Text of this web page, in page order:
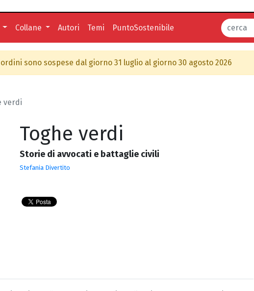
Collane Autori Temi PuntoSostenibile
sono sospese dal giorno 31 luglio al giorno 30 agosto 2026
verdi
Toghe verdi
Storie di avvocati e battaglie civili
Stefania Divertito